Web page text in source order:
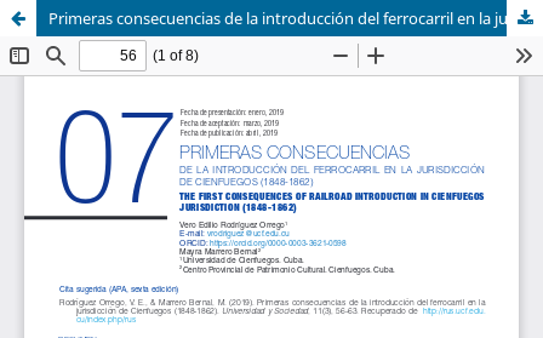
Primeras consecuencias de la introducción del ferrocarril en la jurisdicción de Cienfuegos (1848-1862)